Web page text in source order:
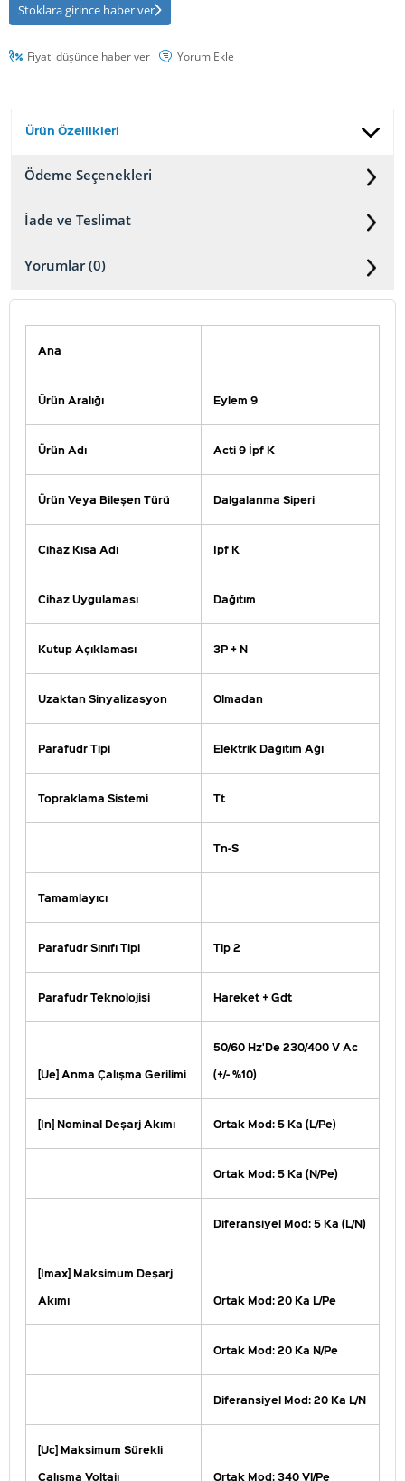
Stoklara girince haber ver
Fiyatı düşünce haber ver Yorum Ekle
Ürün Özellikleri
Ödeme Seçenekleri
İade ve Teslimat
Yorumlar (0)
Ana
Ürün Aralığı Eylem 9
Ürün Adı Acti 9 İpf K
Ürün Veya Bileşen Türü Dalgalanma Siperi
Cihaz Kısa Adı Ipf K
Cihaz Uygulaması Dağıtım
Kutup Açıklaması 3P + N
Uzaktan Sinyalizasyon Olmadan
Parafudr Tipi Elektrik Dağıtım Ağı
Topraklama Sistemi Tt
Tn-S
Tamamlayıcı
Parafudr Sınıfı Tipi Tip 2
Parafudr Teknolojisi Hareket + Gdt
[Ue] Anma Çalışma Gerilimi
50/60 Hz'De 230/400 V Ac
(+/- %10)
[In] Nominal Deşarj Akımı Ortak Mod: 5 Ka (L/Pe)
Ortak Mod: 5 Ka (N/Pe)
Diferansiyel Mod: 5 Ka (L/N)
[Imax] Maksimum Deşarj
Akımı
Ortak Mod: 20 Ka L/Pe
Ortak Mod: 20 Ka N/Pe
Diferansiyel Mod: 20 Ka L/N
[Uc] Maksimum Sürekli
Çalışma Voltajı
Ortak Mod: 340 Vl/Pe